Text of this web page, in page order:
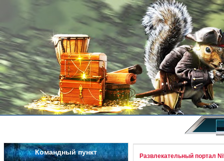
Командный пункт Развлекательный портал